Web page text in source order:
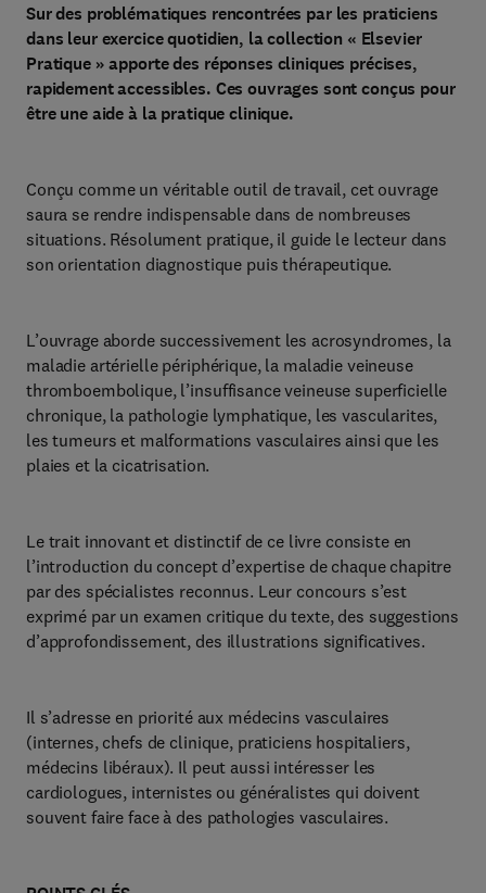
Sur des problématiques rencontrées par les praticiens
dans leur exercice quotidien, la collection « Elsevier
Pratique » apporte des réponses cliniques précises,
rapidement accessibles. Ces ouvrages sont conçus pour
être une aide à la pratique clinique.
Conçu comme un véritable outil de travail, cet ouvrage
saura se rendre indispensable dans de nombreuses
situations. Résolument pratique, il guide le lecteur dans
son orientation diagnostique puis thérapeutique.
L’ouvrage aborde successivement les acrosyndromes, la
maladie artérielle périphérique, la maladie veineuse
thromboembolique, l’insuffisance veineuse superficielle
chronique, la pathologie lymphatique, les vascularites,
les tumeurs et malformations vasculaires ainsi que les
plaies et la cicatrisation.
Le trait innovant et distinctif de ce livre consiste en
l’introduction du concept d’expertise de chaque chapitre
par des spécialistes reconnus. Leur concours s’est
exprimé par un examen critique du texte, des suggestions
d’approfondissement, des illustrations significatives.
Il s’adresse en priorité aux médecins vasculaires
(internes, chefs de clinique, praticiens hospitaliers,
médecins libéraux). Il peut aussi intéresser les
cardiologues, internistes ou généralistes qui doivent
souvent faire face à des pathologies vasculaires.